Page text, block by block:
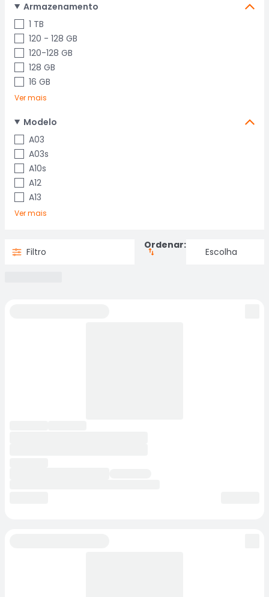
Armazenamento
1 TB
120 - 128 GB
120-128 GB
128 GB
16 GB
Ver mais
Modelo
A03
A03s
A10s
A12
A13
Ver mais
Filtro
Ordenar: